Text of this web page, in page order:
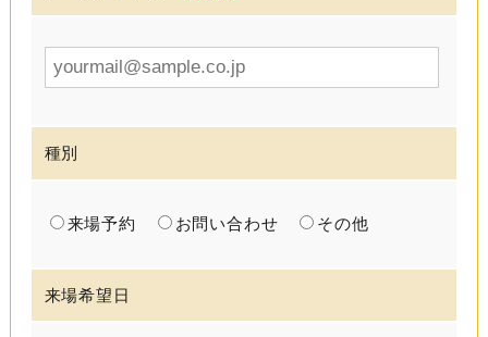
種別
来場予約 お問い合わせ その他
来場希望日